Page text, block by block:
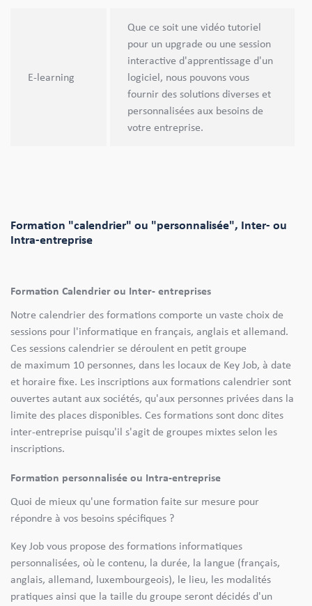
E-learning
Que ce soit une vidéo tutoriel
pour un upgrade ou une session
interactive d'apprentissage d'un
logiciel, nous pouvons vous
fournir des solutions diverses et
personnalisées aux besoins de
votre entreprise.
Formation "calendrier" ou "personnalisée", Inter- ou
Intra-entreprise
Formation Calendrier ou Inter- entreprises
Notre calendrier des formations comporte un vaste choix de
sessions pour l'informatique en français, anglais et allemand.
Ces sessions calendrier se déroulent en petit groupe
de maximum 10 personnes, dans les locaux de Key Job, à date
et horaire fixe. Les inscriptions aux formations calendrier sont
ouvertes autant aux sociétés, qu'aux personnes privées dans la
limite des places disponibles. Ces formations sont donc dites
inter-entreprise puisqu'il s'agit de groupes mixtes selon les
inscriptions.
Formation personnalisée ou Intra-entreprise
Quoi de mieux qu'une formation faite sur mesure pour
répondre à vos besoins spécifiques ?
Key Job vous propose des formations informatiques
personnalisées, où le contenu, la durée, la langue (français,
anglais, allemand, luxembourgeois), le lieu, les modalités
pratiques ainsi que la taille du groupe seront décidés d'un